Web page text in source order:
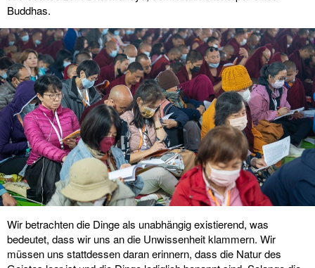
Buddhas.
Wir betrachten die Dinge als unabhängig existierend, was
bedeutet, dass wir uns an die Unwissenheit klammern. Wir
müssen uns stattdessen daran erinnern, dass die Natur des